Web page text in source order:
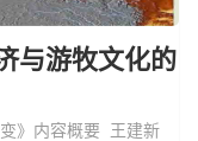
与游牧文化的
》内容概要 王建新